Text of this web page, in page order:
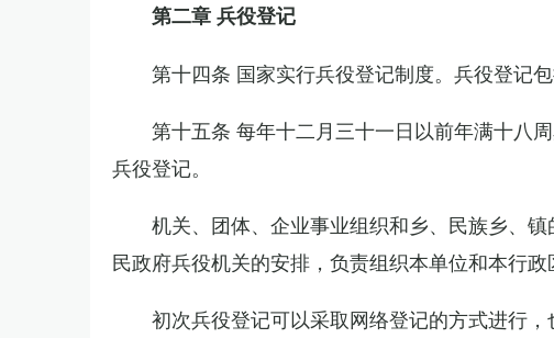
第二章 兵役登记
第十四条 国家实行兵役登记制度。兵役登记
第十五条 每年十二月三十一日以前年满十八
兵役登记。
机关、团体、企业事业组织和乡、民族乡、
民政府兵役机关的安排，负责组织本单位和本行
初次兵役登记可以采取网络登记的方式进行